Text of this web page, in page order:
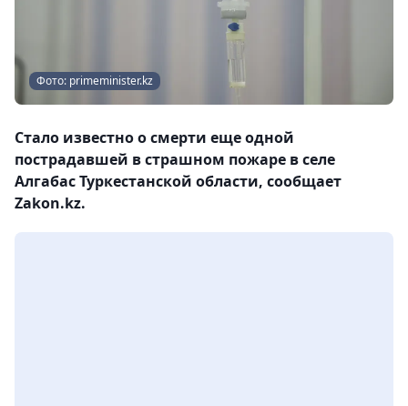
Фото: primeminister.kz
Стало известно о смерти еще одной
пострадавшей в страшном пожаре в селе
Алгабас Туркестанской области, сообщает
Zakon.kz.